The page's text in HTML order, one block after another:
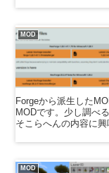
MOD
Forgeから派生した
MODです。少し調べ
そこらへんの内容に
MOD